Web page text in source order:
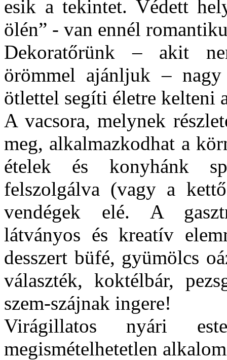
esik a tekintet. Védett
ölén” - van ennél
Dekoratőrünk – akit
örömmel ajánljuk –
ötlettel segíti életre kelteni
A vacsora, melynek
meg, alkalmazkodhat a
ételek és konyhánk
felszolgálva (vagy a
vendégek elé. A
látványos és kreatív
desszert büfé, gyümölcs
választék, koktélbár,
szem-szájnak ingere!
Virágillatos nyári
megismételhetetlen